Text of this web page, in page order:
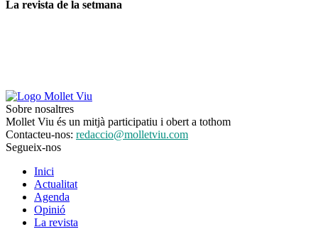
La revista de la setmana
Sobre nosaltres
Mollet Viu és un mitjà participatiu i obert a tothom
Contacteu-nos: redaccio@molletviu.com
Segueix-nos
Inici
Actualitat
Agenda
Opinió
La revista